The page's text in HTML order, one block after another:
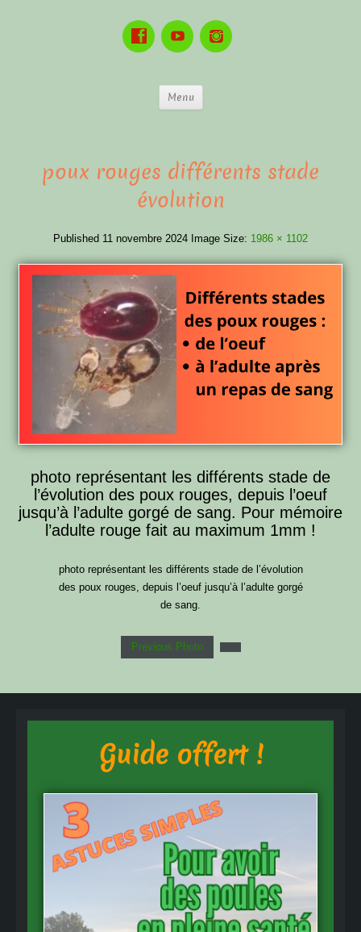
Menu
poux rouges différents stade
évolution
Published 11 novembre 2024 Image Size: 1986 × 1102
photo représentant les différents stade de
l’évolution des poux rouges, depuis l’oeuf
jusqu’à l’adulte gorgé de sang. Pour mémoire
l’adulte rouge fait au maximum 1mm !
photo représentant les différents stade de l’évolution
des poux rouges, depuis l’oeuf jusqu’à l’adulte gorgé
de sang.
Previous Photo
Guide offert !